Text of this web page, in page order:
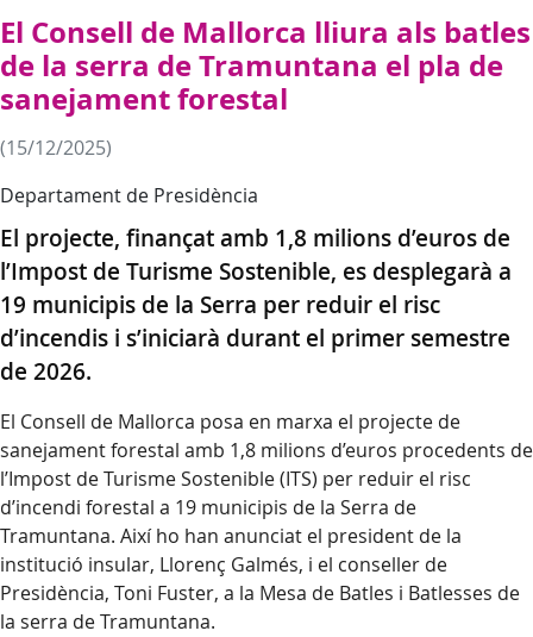
El Consell de Mallorca lliura als batles
de la serra de Tramuntana el pla de
sanejament forestal
(15/12/2025)
Departament de Presidència
El projecte, finançat amb 1,8 milions d’euros de
l’Impost de Turisme Sostenible, es desplegarà a
19 municipis de la Serra per reduir el risc
d’incendis i s’iniciarà durant el primer semestre
de 2026.
El Consell de Mallorca posa en marxa el projecte de
sanejament forestal amb 1,8 milions d’euros procedents de
l’Impost de Turisme Sostenible (ITS) per reduir el risc
d’incendi forestal a 19 municipis de la Serra de
Tramuntana. Així ho han anunciat el president de la
institució insular, Llorenç Galmés, i el conseller de
Presidència, Toni Fuster, a la Mesa de Batles i Batlesses de
la serra de Tramuntana.